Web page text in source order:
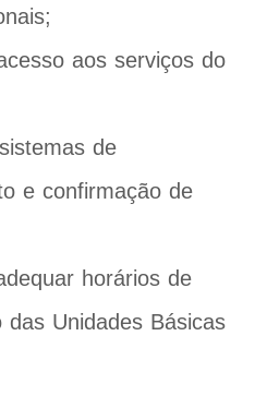
aos serviços do
de
e confirmação de
horários de
das Unidades Básicas